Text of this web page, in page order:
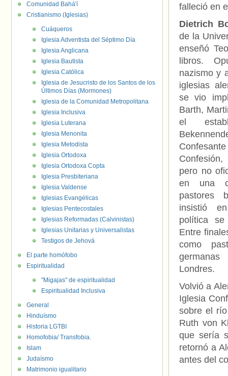
falleció en
Dietrich
de la
enseñó
libros.
nazismo y
iglesias
se vio
Barth,
el
pero no
en una
pastores
insistió
política se
Entre
como
Londres.
Volvió a
Iglesia
sobre el
Ruth von
que sería
retornó a
antes del
Comunidad Bahá'í
Cristianismo (Iglesias)
Cuáqueros
Iglesia Adventista del Séptimo Día
Iglesia Anglicana
Iglesia Bautista
Iglesia Católica
Iglesia de Jesucristo de los Santos de los
Últimos Días (Mormones)
Iglesia de la Comunidad Metropolitana
Iglesia Inclusiva
Iglesia Luterana
Iglesia Menonita
Iglesia Metodista
Iglesia Ortodoxa
Iglesia Ortodoxa Copta
Iglesia Presbiteriana
Iglesia Valdense
Iglesias Evangélicas
Iglesias Pentecostales
Iglesias Reformadas (Calvinistas)
Iglesias Unitarias y Universalistas
Testigos de Jehová
El parte homófobo
Espiritualidad
"Migajas" de espiritualidad
Espiritualidad Inclusiva
General
Hinduísmo
Historia LGTBI
Homofobia/ Transfobia.
Islam
Judaísmo
Matrimonio igualitario